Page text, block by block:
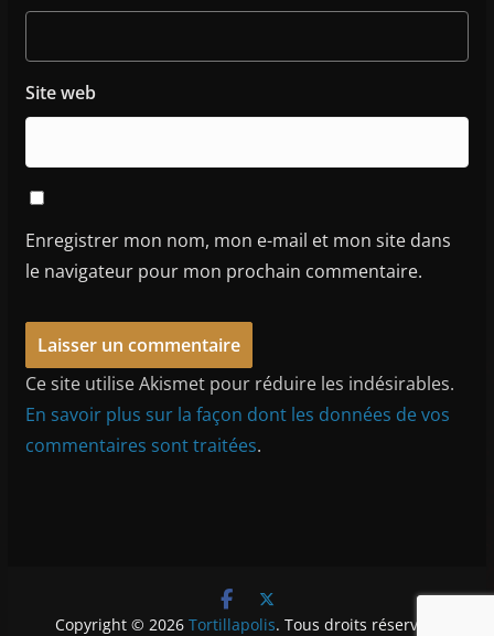
Site web
Enregistrer mon nom, mon e-mail et mon site dans
le navigateur pour mon prochain commentaire.
Ce site utilise Akismet pour réduire les indésirables.
En savoir plus sur la façon dont les données de vos
commentaires sont traitées.
Copyright © 2026 Tortillapolis. Tous droits réservés.